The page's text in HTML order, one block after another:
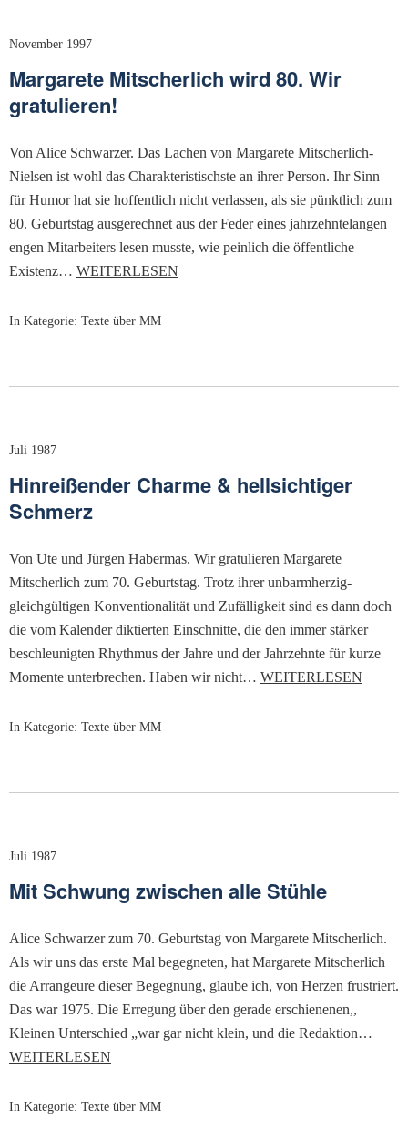
November 1997
Margarete Mitscherlich wird 80. Wir
gratulieren!
Von Alice Schwarzer. Das Lachen von Margarete Mitscherlich-
Nielsen ist wohl das Charakteristischste an ihrer Person. Ihr Sinn
für Humor hat sie hoffentlich nicht verlassen, als sie pünktlich zum
80. Geburtstag ausgerechnet aus der Feder eines jahrzehntelangen
engen Mitarbeiters lesen musste, wie peinlich die öffentliche
Existenz… WEITERLESEN
In Kategorie: Texte über MM
Juli 1987
Hinreißender Charme & hellsichtiger
Schmerz
Von Ute und Jürgen Habermas. Wir gratulieren Margarete
Mitscherlich zum 70. Geburtstag. Trotz ihrer unbarmherzig-
gleichgültigen Konventionalität und Zufälligkeit sind es dann doch
die vom Kalender diktierten Einschnitte, die den immer stärker
beschleunigten Rhythmus der Jahre und der Jahrzehnte für kurze
Momente unterbrechen. Haben wir nicht… WEITERLESEN
In Kategorie: Texte über MM
Juli 1987
Mit Schwung zwischen alle Stühle
Alice Schwarzer zum 70. Geburtstag von Margarete Mitscherlich.
Als wir uns das erste Mal begegneten, hat Margarete Mitscherlich
die Arrangeure dieser Begegnung, glaube ich, von Herzen frustriert.
Das war 1975. Die Erregung über den gerade erschienenen,,
Kleinen Unterschied „war gar nicht klein, und die Redaktion…
WEITERLESEN
In Kategorie: Texte über MM